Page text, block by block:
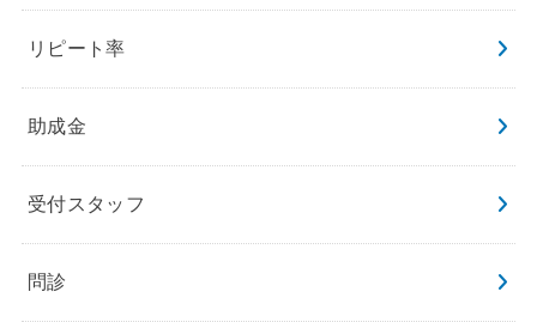
リピート率
助成金
受付スタッフ
問診